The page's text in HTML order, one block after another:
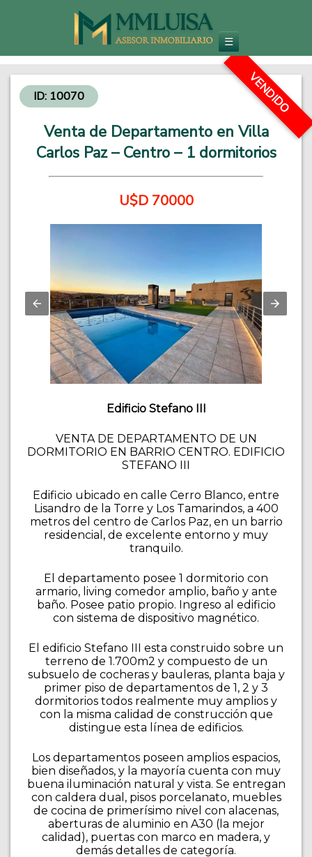
Inmobiliaria en Carlos Paz
Venta de Departamentos y Propiedades - Inversiones Inmobiliarias
☰
ID: 10070
Venta de Departamento en Villa
Carlos Paz – Centro – 1 dormitorios
U$D 70000
VENDIDO
Edificio Stefano III
VENTA DE DEPARTAMENTO DE UN
DORMITORIO EN BARRIO CENTRO. EDIFICIO
STEFANO III
Edificio ubicado en calle Cerro Blanco, entre
Lisandro de la Torre y Los Tamarindos, a 400
metros del centro de Carlos Paz, en un barrio
residencial, de excelente entorno y muy
tranquilo.
El departamento posee 1 dormitorio con
armario, living comedor amplio, baño y ante
baño. Posee patio propio. Ingreso al edificio
con sistema de dispositivo magnético.
El edificio Stefano III esta construido sobre un
terreno de 1.700m2 y compuesto de un
subsuelo de cocheras y bauleras, planta baja y
primer piso de departamentos de 1, 2 y 3
dormitorios todos realmente muy amplios y
con la misma calidad de construcción que
distingue esta línea de edificios.
Los departamentos poseen amplios espacios,
bien diseñados, y la mayoría cuenta con muy
buena iluminación natural y vista. Se entregan
con caldera dual, pisos porcelanato, muebles
de cocina de primerísimo nivel con alacenas,
aberturas de aluminio en A30 (la mejor
calidad), puertas con marco en madera, y
demás detalles de categoría.